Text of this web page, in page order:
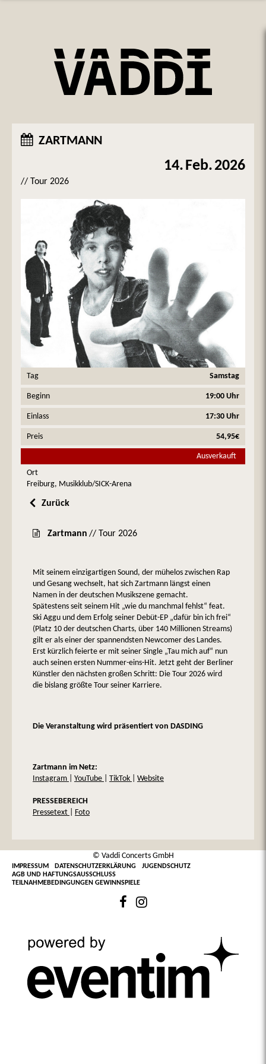
ZARTMANN
14.Feb.2026
// Tour 2026
Tag Samstag
Beginn 19:00 Uhr
Einlass 17:30 Uhr
Preis 54,95€
Ausverkauft
Ort
Freiburg, Musikklub/SICK-Arena
Zurück
Zartmann // Tour 2026
Mit seinem einzigartigen Sound, der mühelos zwischen Rap
und Gesang wechselt, hat sich Zartmann längst einen
Namen in der deutschen Musikszene gemacht.
Spätestens seit seinem Hit „wie du manchmal fehlst“ feat.
Ski Aggu und dem Erfolg seiner Debüt-EP „dafür bin ich frei“
(Platz 10 der deutschen Charts, über 140 Millionen Streams)
gilt er als einer der spannendsten Newcomer des Landes.
Erst kürzlich feierte er mit seiner Single „Tau mich auf“ nun
auch seinen ersten Nummer-eins-Hit. Jetzt geht der Berliner
Künstler den nächsten großen Schritt: Die Tour 2026 wird
die bislang größte Tour seiner Karriere.
Die Veranstaltung wird präsentiert von DASDING
Zartmann im Netz:
Instagram
YouTube TikTok Website
PRESSEBEREICH
Pressetext
Foto
© Vaddi Concerts GmbH
IMPRESSUM DATENSCHUTZERKLÄRUNG
JUGENDSCHUTZ
AGB UND HAFTUNGSAUSSCHLUSS
TEILNAHMEBEDINGUNGEN GEWINNSPIELE